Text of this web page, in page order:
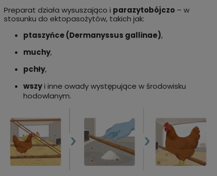
Preparat działa wysuszająco i parazytobójczo– w
stosunku do ektopasożytów, takich jak:
ptaszyńce (Dermanyssus gallinae),
muchy,
pchły,
wszyi inne owady występujące w środowisku
hodowlanym.